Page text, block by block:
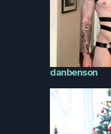
danbenson